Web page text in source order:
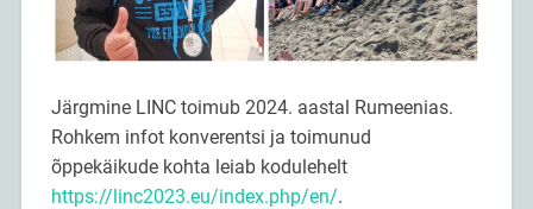
Järgmine LINC toimub 2024. aastal Rumeenias.
Rohkem infot konverentsi ja toimunud
õppekäikude kohta leiab kodulehelt
https://linc2023.eu/index.php/en/.